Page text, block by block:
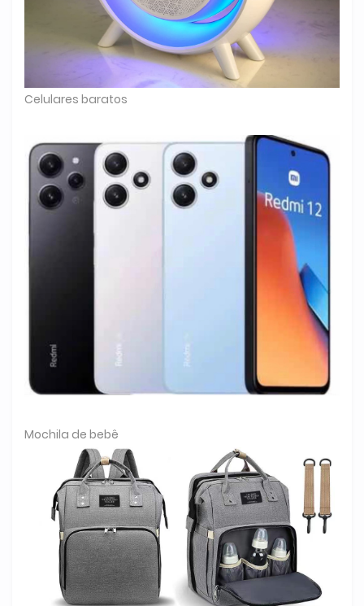
Celulares baratos
Mochila de bebê